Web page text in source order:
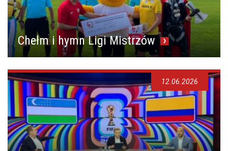
Chełm i hymn Ligi Mistrzów
12.06.2026